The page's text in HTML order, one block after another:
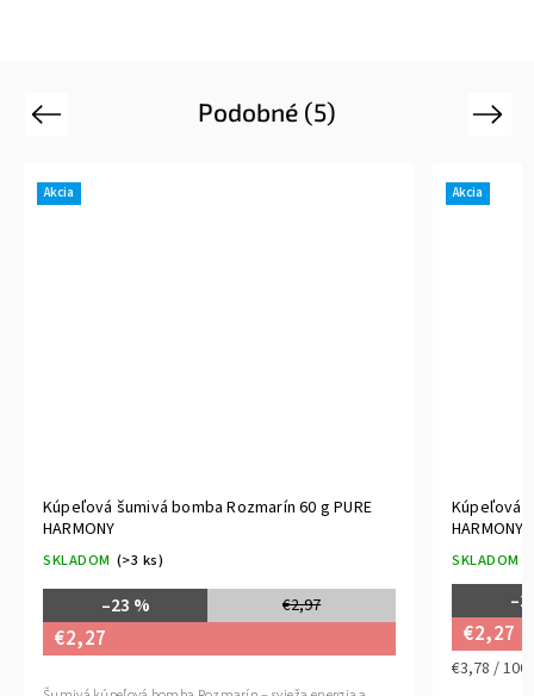
Podobné (5)
Previous
Akcia
Kúpeľová šumivá bomba Rozmarín 60 g PURE
HARMONY
SKLADOM (>3 ks)
€2,97
–23 %
€2,27
Akcia
Kúpeľová
HARMONY
SKLADOM
€2,27
€3,78 / 100
Next